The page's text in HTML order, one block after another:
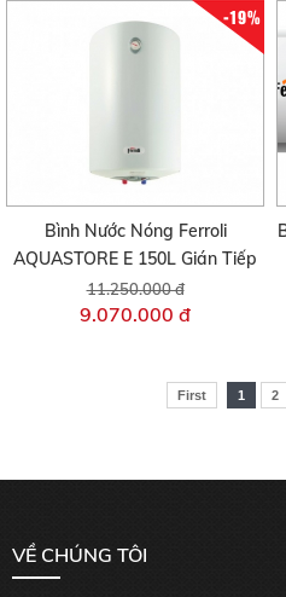
-19%
Bình Nước Nóng Ferroli
AQUASTORE E 150L Gián Tiếp
11.250.000 đ
9.070.000 đ
First 1 2
VỀ CHÚNG TÔI